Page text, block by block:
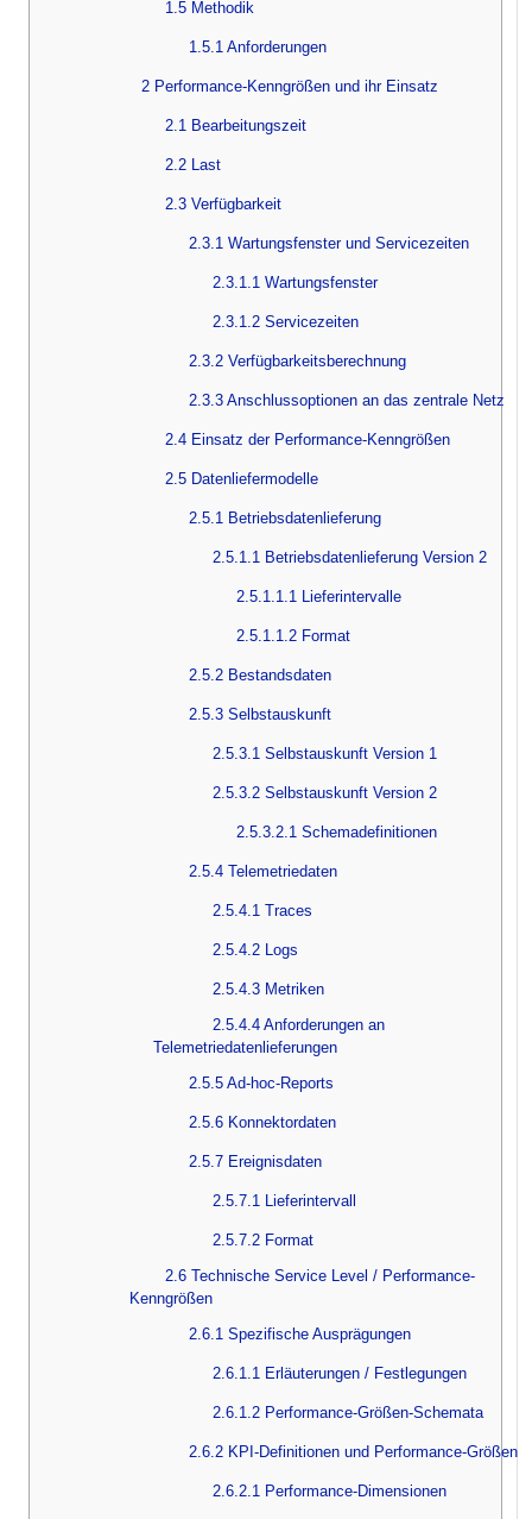
1.5 Methodik
1.5.1 Anforderungen
2 Performance-Kenngrößen und ihr Einsatz
2.1 Bearbeitungszeit
2.2 Last
2.3 Verfügbarkeit
2.3.1 Wartungsfenster und Servicezeiten
2.3.1.1 Wartungsfenster
2.3.1.2 Servicezeiten
2.3.2 Verfügbarkeitsberechnung
2.3.3 Anschlussoptionen an das zentrale Netz
2.4 Einsatz der Performance-Kenngrößen
2.5 Datenliefermodelle
2.5.1 Betriebsdatenlieferung
2.5.1.1 Betriebsdatenlieferung Version 2
2.5.1.1.1 Lieferintervalle
2.5.1.1.2 Format
2.5.2 Bestandsdaten
2.5.3 Selbstauskunft
2.5.3.1 Selbstauskunft Version 1
2.5.3.2 Selbstauskunft Version 2
2.5.3.2.1 Schemadefinitionen
2.5.4 Telemetriedaten
2.5.4.1 Traces
2.5.4.2 Logs
2.5.4.3 Metriken
2.5.4.4 Anforderungen an
Telemetriedatenlieferungen
2.5.5 Ad-hoc-Reports
2.5.6 Konnektordaten
2.5.7 Ereignisdaten
2.5.7.1 Lieferintervall
2.5.7.2 Format
2.6 Technische Service Level / Performance-
Kenngrößen
2.6.1 Spezifische Ausprägungen
2.6.1.1 Erläuterungen / Festlegungen
2.6.1.2 Performance-Größen-Schemata
2.6.2 KPI-Definitionen und Performance-Größen
2.6.2.1 Performance-Dimensionen